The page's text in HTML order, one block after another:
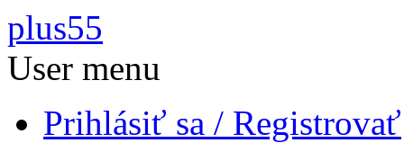
Skočiť na hlavný obsah
plus55
User menu
Prihlásiť sa / Registrovať